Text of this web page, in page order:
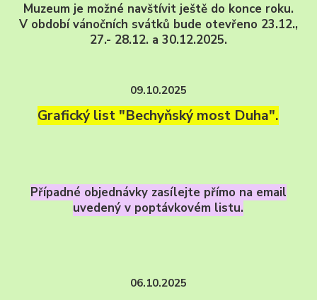
Muzeum je možné navštívit ještě do konce roku.
V období vánočních svátků bude otevřeno 23.12.,
27.- 28.12. a 30.12.2025.
09.10.2025
Grafický list "Bechyňský most Duha".
Případné objednávky zasílejte přímo na email
uvedený v poptávkovém listu.
06.10.2025